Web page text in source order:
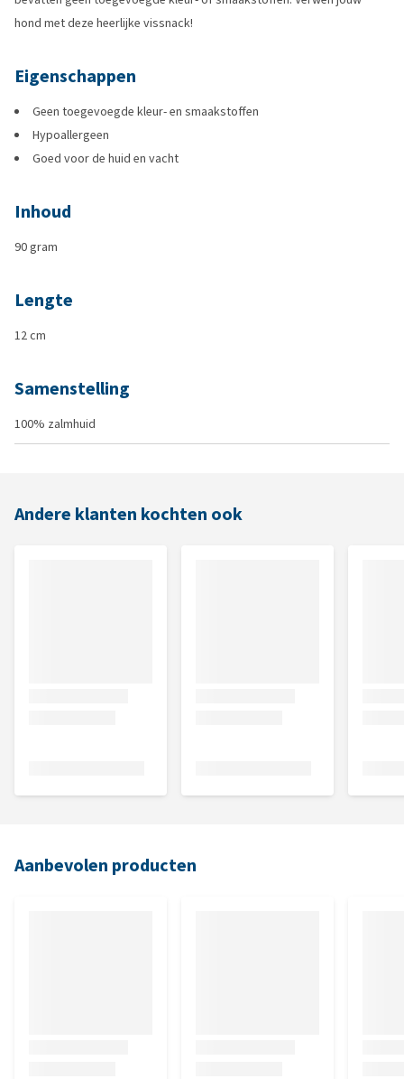
hond met deze heerlijke vissnack!
Eigenschappen
Geen toegevoegde kleur- en smaakstoffen
Hypoallergeen
Goed voor de huid en vacht
Inhoud
90 gram
Lengte
12 cm
Samenstelling
100% zalmhuid
Andere klanten kochten ook
Aanbevolen producten